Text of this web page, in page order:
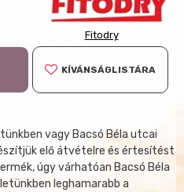
Fitodry
KÍVÁNSÁGLISTÁRA
vagy Bacsó Béla utcai
elő átvételre és értesítést
úgy várhatóan Bacsó Béla
leghamarabb a